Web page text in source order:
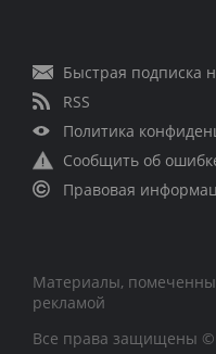
Быстрая подписка
RSS
Политика
Сообщить об
Правовая
Материалы,
рекламой
Все права защищены ©